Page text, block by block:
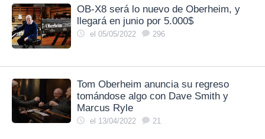
OB-X8 será lo nuevo de Oberheim, y
llegará en junio por 5.000$
el 05/05/2022 296
Tom Oberheim anuncia su regreso
tomándose algo con Dave Smith y
Marcus Ryle
el 13/04/2022 21